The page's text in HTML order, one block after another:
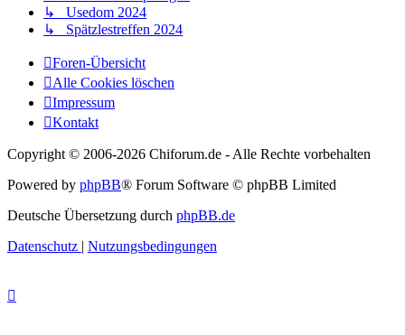
↳ Usedom 2024
↳ Spätzlestreffen 2024
Foren-Übersicht
Alle Cookies löschen
Impressum
Kontakt
Copyright © 2006-2026 Chiforum.de - Alle Rechte vorbehalten
Powered by phpBB® Forum Software © phpBB Limited
Deutsche Übersetzung durch phpBB.de
Datenschutz | Nutzungsbedingungen